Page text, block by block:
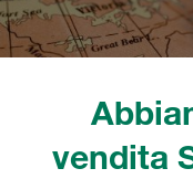
vendita